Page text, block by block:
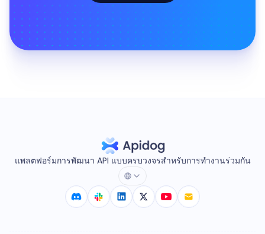
แพลตฟอร์มการพัฒนา API แบบครบวงจรสำหรับการทำงานร่วมกัน